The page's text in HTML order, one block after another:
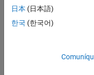
Ecosystem for
US-MA-Natick
日本 (日本語)
한국 (한국어)